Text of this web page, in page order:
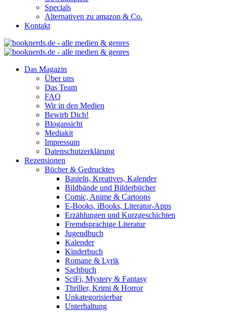
Specials
Alternativen zu amazon & Co.
Kontakt
Das Magazin
Über uns
Das Team
FAQ
Wir in den Medien
Bewirb Dich!
Blogansicht
Mediakit
Impressum
Datenschutzerklärung
Rezensionen
Bücher & Gedrucktes
Basteln, Kreatives, Kalender
Bildbände und Bilderbücher
Comic, Anime & Cartoons
E-Books, iBooks, Literatur-Apps
Erzählungen und Kurzgeschichten
Fremdsprachige Literatur
Jugendbuch
Kalender
Kinderbuch
Romane & Lyrik
Sachbuch
SciFi, Mystery & Fantasy
Thriller, Krimi & Horror
Unkategorisierbar
Unterhaltung